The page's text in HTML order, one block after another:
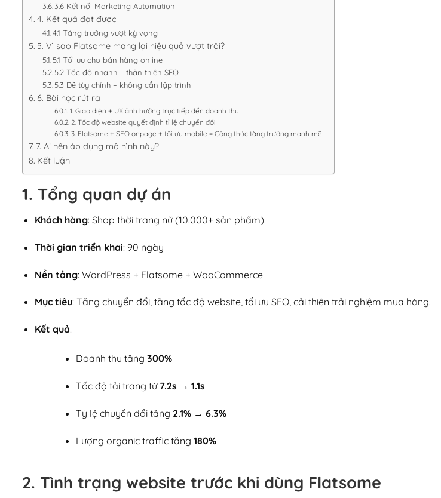
3.6 Kết nối Marketing Automation
4. Kết quả đạt được
4.1 Tăng trưởng vượt kỳ vọng
5. Vì sao Flatsome mang lại hiệu quả vượt trội?
5.1 Tối ưu cho bán hàng online
5.2 Tốc độ nhanh – thân thiện SEO
5.3 Dễ tùy chỉnh – không cần lập trình
6. Bài học rút ra
1. Giao diện + UX ảnh hưởng trực tiếp đến doanh thu
2. Tốc độ website quyết định tỉ lệ chuyển đổi
3. Flatsome + SEO onpage + tối ưu mobile = Công thức tăng trưởng mạnh mẽ
7. Ai nên áp dụng mô hình này?
Kết luận
1. Tổng quan dự án
Khách hàng: Shop thời trang nữ (10.000+ sản phẩm)
Thời gian triển khai: 90 ngày
Nền tảng: WordPress + Flatsome + WooCommerce
Mục tiêu: Tăng chuyển đổi, tăng tốc độ website, tối ưu SEO, cải thiện trải nghiệm mua hàng.
Kết quả:
Doanh thu tăng 300%
Tốc độ tải trang từ 7.2s → 1.1s
Tỷ lệ chuyển đổi tăng 2.1% → 6.3%
Lượng organic traffic tăng 180%
2. Tình trạng website trước khi dùng Flatsome